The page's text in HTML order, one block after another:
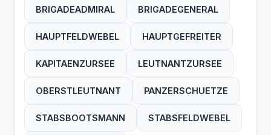
BRIGADEADMIRAL BRIGADEGENERAL
HAUPTFELDWEBEL HAUPTGEFREITER
KAPITAENZURSEE LEUTNANTZURSEE
OBERSTLEUTNANT PANZERSCHUETZE
STABSBOOTSMANN STABSFELDWEBEL